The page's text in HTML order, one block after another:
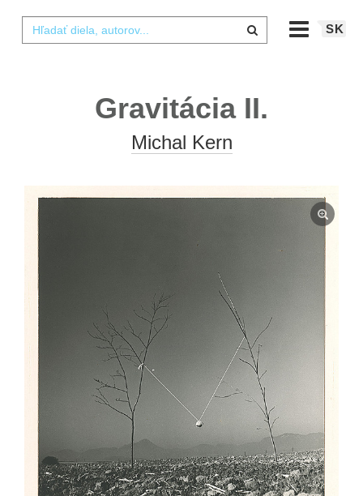
SK
Gravitácia II.
Michal Kern